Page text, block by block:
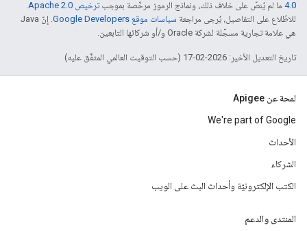
4.0‏ ما لم يُنصّ على خلاف ذلك، ونماذج الرموز مرخّصة بموجبترخيص Apache 2.0‏
.
للاطّلاع على التفاصيل، يُرجى مراجعة سياسات موقع Google Developers‏
. إنّ Java
هي علامة تجارية مسجَّلة لشركة Oracle و/أو شركائها التابعين.
تاريخ التعديل الأخير: 2026-02-17 (حسب التوقيت العالمي المتفَّق عليه)
لمحة عن Apigee
We're part of Google
الأحداث
الشركاء
الكتب الإلكترونيّة وأحداث البث على الويب
المنتدى والدعم